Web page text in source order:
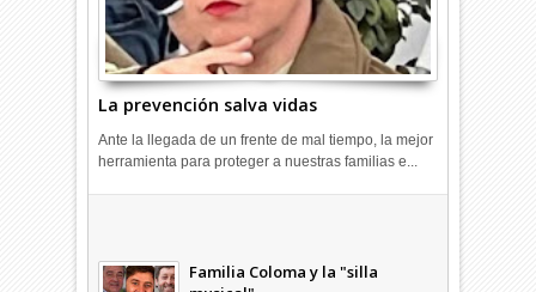
La prevención salva vidas
Ante la llegada de un frente de mal tiempo, la mejor
herramienta para proteger a nuestras familias e...